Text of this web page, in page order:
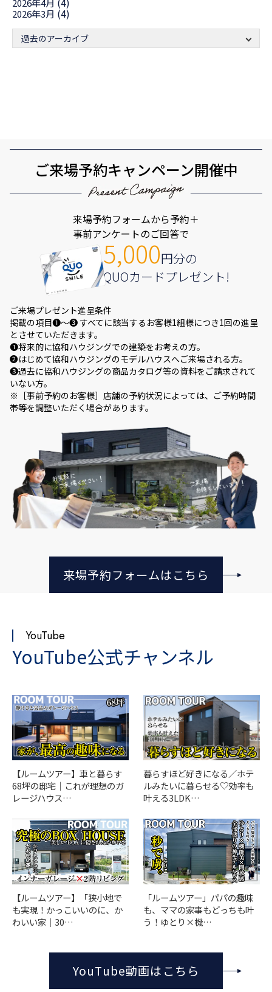
2026年4月
2026年3月 (4)
過去のアーカイブ
ご来場予約キャンペーン開催中
5,000円分の
QUOカードプレゼント!
来場予約フォームから予約＋
事前アンケートのご回答で
ご来場プレゼント進呈条件
掲載の項目❶～❸ すべてに該当するお客様1組様につき1回の進呈
とさせていただきます。
❶将来的に協和ハウジングでの建築をお考えの方。
❷はじめて協和ハウジングのモデルハウスへご来場される方。
❸過去に協和ハウジングの商品カタログ等の資料をご請求されて
いない方。
※［事前予約のお客様］店舗の予約状況によっては、ご予約時間
帯等を調整いただく場合があります。
来場予約フォームはこちら
YouTube
YouTube公式チャンネル
【ルームツアー】車と暮らす
68坪の邸宅｜これが理想のガ
レージハウス…
暮らすほど好きになる／ホテ
ルみたいに暮らせる♡効率も
叶える3LDK…
【ルームツアー】「狭小地で
も実現！かっこいいのに、か
わいい家｜30…
「ルームツアー」パパの趣味
も、ママの家事もどっちも叶
う！ゆとり×機…
YouTube動画はこちら